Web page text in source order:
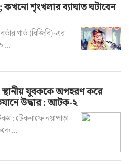
; কখনো শৃংখলার ব্যাঘাত ঘটাবেন
গার্ড (বিজিবি)-এর
...
স্থানীয় যুবককে অপহরণ করে
উদ্ধার : আটক-২
: টেকনাফে নয়াপাড়া
...